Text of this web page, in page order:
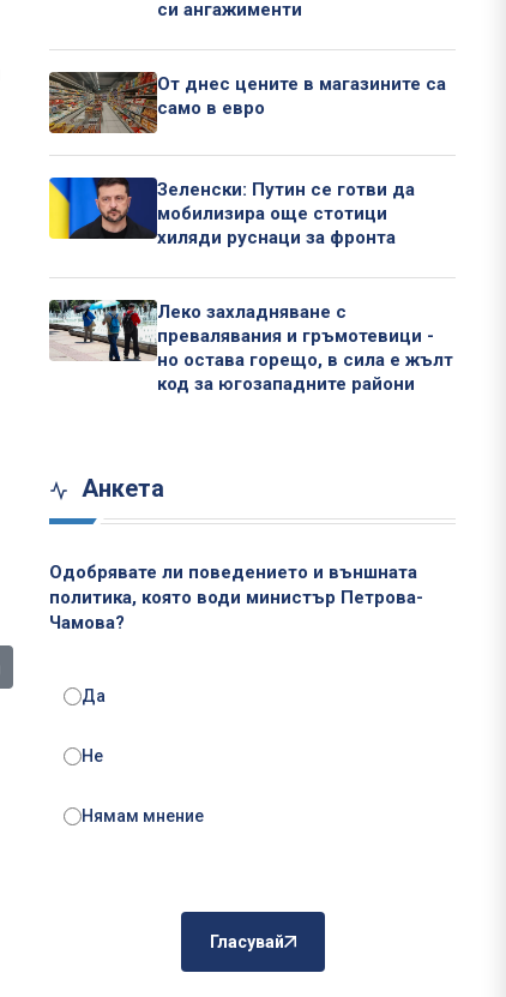
си ангажименти
От днес цените в магазините са
само в евро
Зеленски: Путин се готви да
мобилизира още стотици
хиляди руснаци за фронта
Леко захладняване с
превалявания и гръмотевици -
но остава горещо, в сила е жълт
код за югозападните райони
Анкета
Одобрявате ли поведението и външната
политика, която води министър Петрова-
Чамова?
Да
Не
Нямам мнение
Гласувай